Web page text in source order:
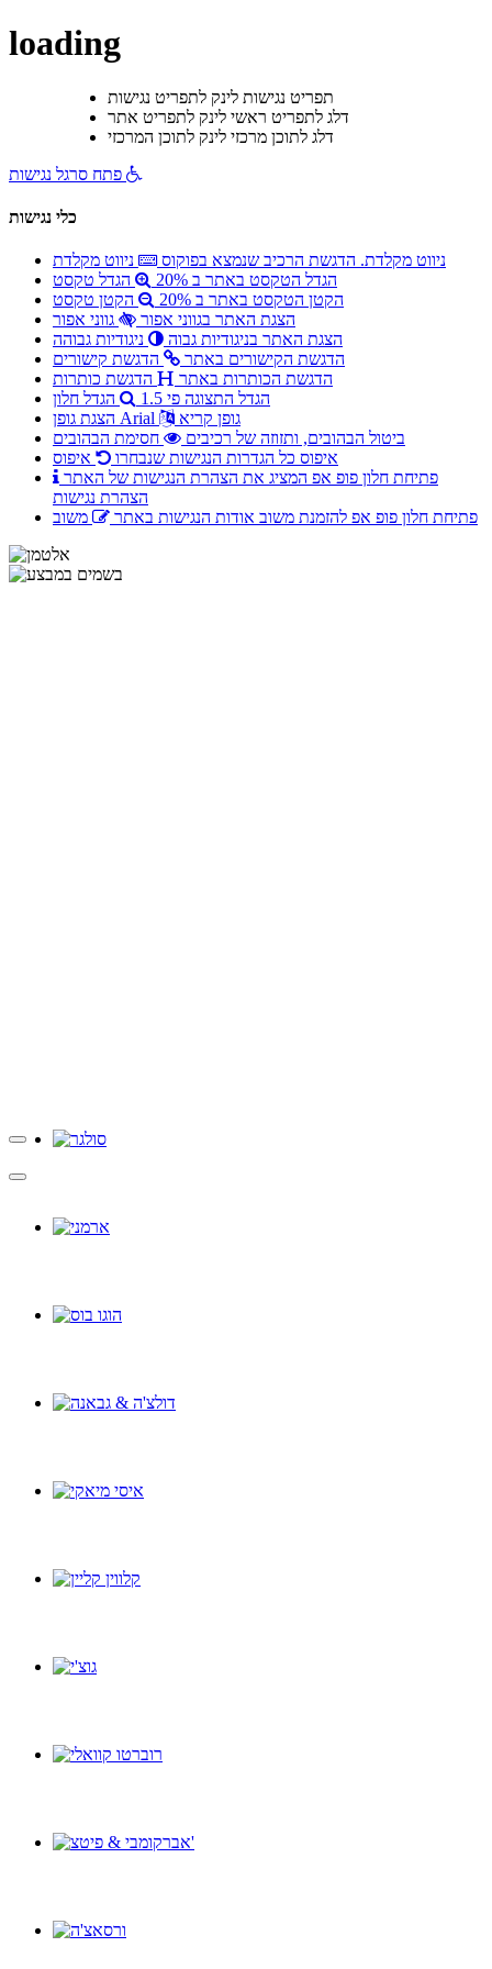
loading
תפריט נגישות לינק לתפריט נגישות
דלג לתפריט ראשי לינק לתפריט אתר
דלג לתוכן מרכזי לינק לתוכן המרכזי
פתח סרגל נגישות
כלי נגישות
ניווט מקלדת. הדגשת הרכיב שנמצא בפוקוס
ניווט מקלדת
הגדל הטקסט באתר ב 20%
הגדל טקסט
הקטן הטקסט באתר ב 20%
הקטן טקסט
הצגת האתר בגווני אפור
גווני אפור
הצגת האתר בניגודיות גבוה
ניגודיות גבוהה
הדגשת הקישורים באתר
הדגשת קישורים
הדגשת הכותרות באתר
הדגשת כותרות
הגדל התצוגה פי 1.5
הגדל חלון
הצגת גופן Arial
גופן קריא
ביטול הבהובים, ותזוזה של רכיבים
חסימת הבהובים
איפוס כל הגדרות הנגישות שנבחרו
איפוס
פתיחת חלון פופ אפ המציג את הצהרת הנגישות של האתר
הצהרת נגישות
פתיחת חלון פופ אפ להזמנת משוב אודות הנגישות באתר
משוב